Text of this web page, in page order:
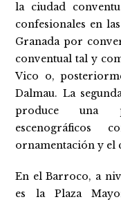
la ciudad
confesionales en
Granada por
conventual tal y
Vico o,
Dalmau. La
produce una
ornamentación y el
En el Barroco, a
es la Plaza